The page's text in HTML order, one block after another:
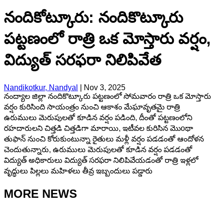
నందికోట్కూరు: నందికొట్కూరు
పట్టణంలో రాత్రి ఒక మోస్తారు వర్షం,
విద్యుత్ సరఫరా నిలిపివేత
Nandikotkur, Nandyal
Nov 3, 2025
నంద్యాల జిల్లా నందికొట్కూరు పట్టణంలో సోమవారం రాత్రి ఒక మోస్తారు
వర్షం కురిసింది సాయంత్రం నుంచి ఆకాశం మేఘావృతమై రాత్రి
ఉరుములు మెరుపులతో కూడిన వర్షం పడింది, దీంతో పట్టణంలోని
రహదారులని చిత్తడి చిత్తడిగా మారాయి, ఇటీవల కురిసిన మొoథా
తుఫాన్ నుంచి కోరుకుంటున్నా రైతులు మళ్లీ వర్షం పడడంతో ఆందోళన
చెందుతున్నారు, ఉరుములు మెరుపులతో కూడిన వర్షం పడడంతో
విద్యుత్ అధికారులు విద్యుత్ సరఫరా నిలిపివేయడంతో రాత్రి ఇళ్లలో
వృద్ధులు పిల్లలు మహిళలు తీవ్ర ఇబ్బందులు పడ్డారు
MORE NEWS